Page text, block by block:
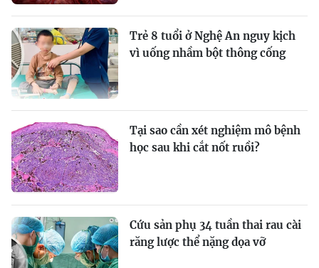
Trẻ 8 tuổi ở Nghệ An nguy kịch
vì uống nhầm bột thông cống
Tại sao cần xét nghiệm mô bệnh
học sau khi cắt nốt ruồi?
Cứu sản phụ 34 tuần thai rau cài
răng lược thể nặng dọa vỡ